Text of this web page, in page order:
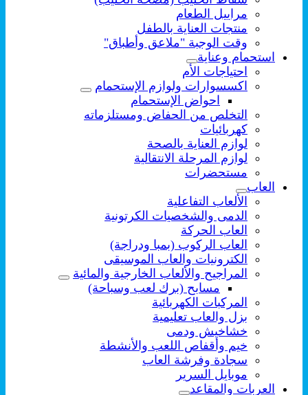
مراييل الطعام
منتجات العناية بالطفل
وقت الوجبة "ملاعق وأطباق"
استحمام وعناية
احتياجات الأم
اكسسوارات ولوازم الإستحمام
احواض الإستحمام
التخلص من الحفاض ومستلزماته
كهربائيات
لوازم العناية بالصحة
لوازم المرحلة الانتقالية
مستحضرات
العاب
الألعاب التفاعلية
الدمى والشخصيات الكرتونية
العاب الحركة
العاب الركوب (بمبا ودراجة)
الكترونيات والعاب الموسيقى
المراجيح والألعاب الخارجية والمائية
مسابح (برك لعب وسباحة)
المركبات الكهربائية
بزل والعاب تعليمية
خشاخيش ودمى
خيم وأقفاص اللعب والأنشطة
سجادة وفرشة العاب
موبايل السرير
العربات والمقاعد